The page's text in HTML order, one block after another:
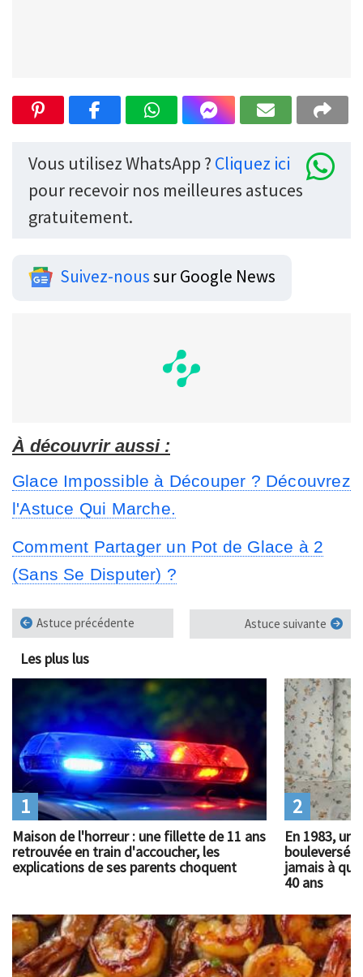
Vous utilisez WhatsApp ? Cliquez ici
pour recevoir nos meilleures astuces
gratuitement.
Suivez-noussur Google News
À découvrir aussi :
Glace Impossible à Découper ? Découvrez
l'Astuce Qui Marche.
Comment Partager un Pot de Glace à 2
(Sans Se Disputer) ?
Astuce précédente Astuce suivante
Les plus lus
Maison de l'horreur : une fillette de 11 ans
retrouvée en train d'accoucher, les
explications de ses parents choquent
1
En 1983, un
bouleversé
jamais à
40 ans
2